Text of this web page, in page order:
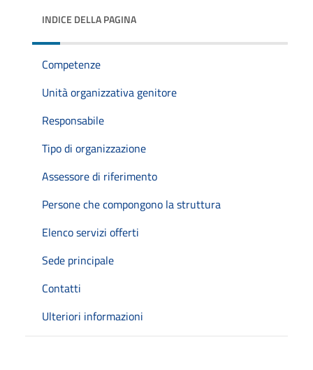
INDICE DELLA PAGINA
Competenze
Unità organizzativa genitore
Responsabile
Tipo di organizzazione
Assessore di riferimento
Persone che compongono la struttura
Elenco servizi offerti
Sede principale
Contatti
Ulteriori informazioni